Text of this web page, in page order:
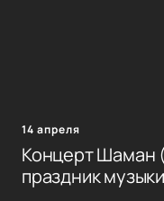
14 апреля
Концерт Шаман
праздник